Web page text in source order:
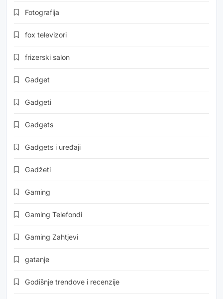
Fotografija
fox televizori
frizerski salon
Gadget
Gadgeti
Gadgets
Gadgets i uređaji
Gadžeti
Gaming
Gaming Telefondi
Gaming Zahtjevi
gatanje
Godišnje trendove i recenzije